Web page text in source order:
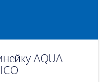
AQUA